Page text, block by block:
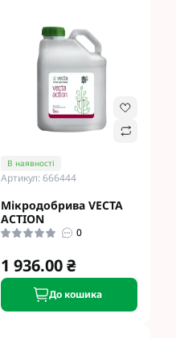
В наявності
Артикул: 666444
Мікродобрива VECTA
ACTION
0
1 936.00 ₴
До кошика